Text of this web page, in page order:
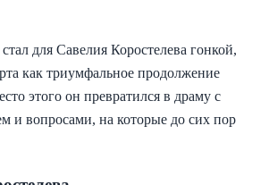
для Савелия Коростелева гонкой,
как триумфальное продолжение
этого он превратился в драму с
и вопросами, на которые до сих пор